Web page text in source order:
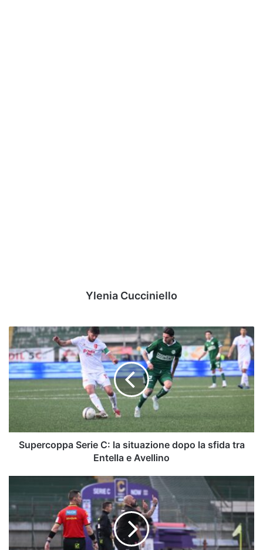
Ylenia Cucciniello
Supercoppa
Serie
C:
la
situazione
dopo
tra
Entella
Supercoppa Serie C: la situazione dopo la sfida tra
Entella e Avellino
del
X